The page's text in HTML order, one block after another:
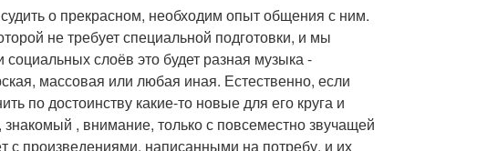
о прекрасном, необходим опыт общения с ним.
не требует специальной подготовки, и мы
слоёв это будет разная музыка -
массовая или любая иная. Естественно, если
по достоинству какие-то новые для его круга и
, внимание, только с повсеместно звучащей
с произведениями, написанными на потребу, и их